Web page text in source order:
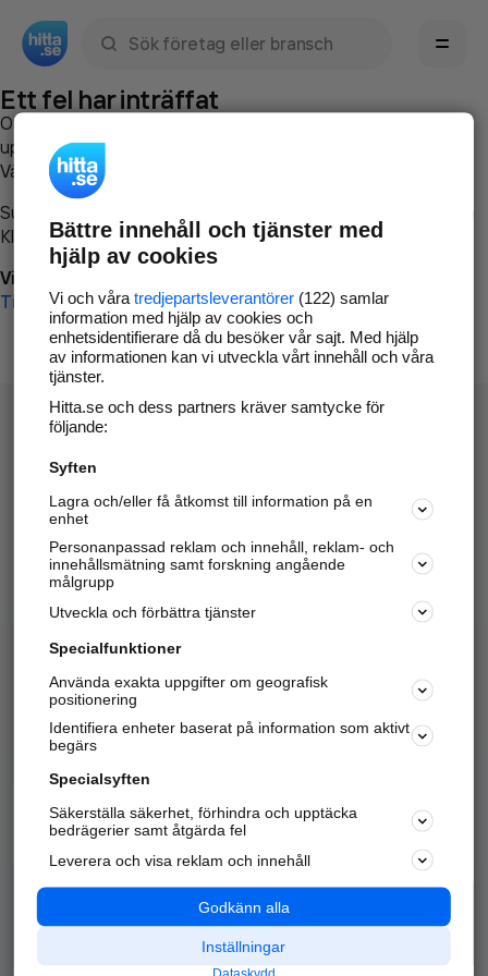
Ett fel har inträffat
Om du vill kan du
uppstod så att vi lättare och snabbare kan avhjälpa det.
Vänligen försök med följande:
Surfa till
Klicka påTillbaka-knappen i webbläsaren och försök igen
Vi beklagar besväret!
Till startsidan
Hitta.se - Gratis nummerupplysning.
Sök företag, personer och platser.
Hitta telefonnummer, adresser, företagsinfo mm.
Marknadsför företaget
Kom igång och annonsera mot
samarbetspartners nära dig.
Alla kategorier
Populära sökningar
API & Kartor
Annonsera
Integritet
Nödnummer
Bättre innehåll och tjänster med
hjälp av cookies
Vi och våra tredjepartsleverantörer(122) samlar
information med hjälp av cookies och
enhetsidentifierare då du besöker vår sajt. Med hjälp
av informationen kan vi utveckla vårt innehåll och våra
tjänster.
Hitta.se och dess partners kräver samtycke för
följande:
Syften
Lagra och/eller få åtkomst till information på en
enhet
Personanpassad reklam och innehåll, reklam- och
innehållsmätning samt forskning angående
målgrupp
Utveckla och förbättra tjänster
Specialfunktioner
Använda exakta uppgifter om geografisk
positionering
Identifiera enheter baserat på information som aktivt
begärs
Specialsyften
Säkerställa säkerhet, förhindra och upptäcka
bedrägerier samt åtgärda fel
Leverera och visa reklam och innehåll
Godkänn alla
Inställningar
Dataskydd